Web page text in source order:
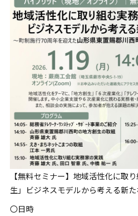
【無料セミナー】地域活性化に取
生」ビジネスモデルから考える新
〇日時